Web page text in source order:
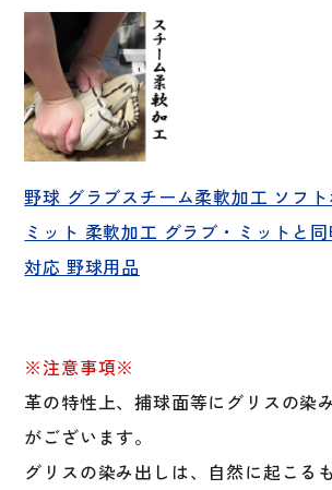
野球 グラブスチーム柔軟加工 ソフト
ミット 柔軟加工 グラブ・ミットと
対応 野球用品
※注意事項※
革の特性上、捕球面等にグリスの染
がございます。
グリスの染み出しは、自然に起こる